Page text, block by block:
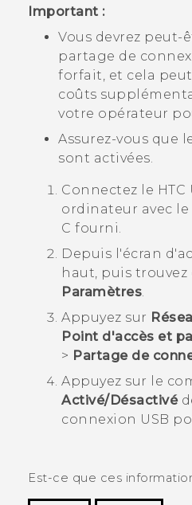
Important :
Vous devrez peut-
partage de
forfait, et cela
coûts
votre opérateur
Assurez-vous que
sont activées.
Connectez le HTC
ordinateur avec le
C fourni.
Depuis l'écran d'
haut, puis trouvez
Paramètres.
Appuyez sur
Point d'accès et
> Partage de
Appuyez sur le
Activé/Désactivé
connexion USB
Est-ce que ces